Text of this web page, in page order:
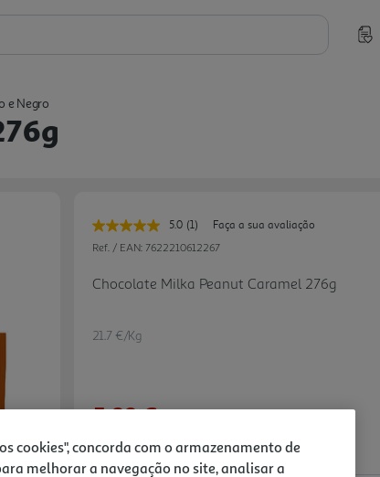
e Negro
5.0 Leu
uma
Link
para
(1)
Faça a sua avaliação
Ref. / EAN: 7622210612267
Chocolate Milka Peanut Caramel 276g
21.7 €/Kg
5,99 €
Notas de preparação
cookies", concorda com o armazenamento de
melhorar a navegação no site, analisar a